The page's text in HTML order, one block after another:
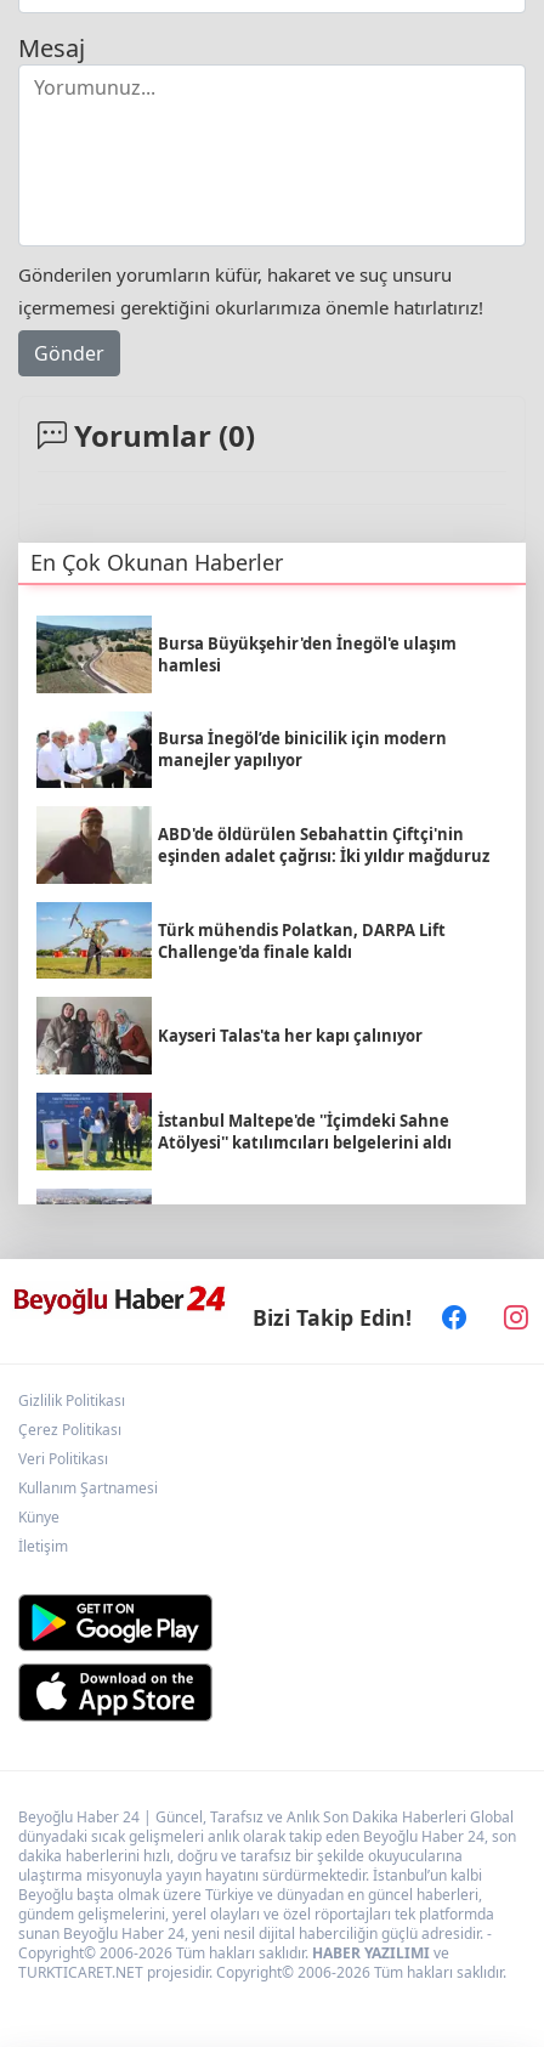
Mesaj
Gönderilen yorumların küfür, hakaret ve suç unsuru
içermemesi gerektiğini okurlarımıza önemle hatırlatırız!
Gönder
Yorumlar (0)
En Çok Okunan Haberler
Bursa Büyükşehir'den İnegöl'e ulaşım
hamlesi
Bursa İnegöl’de binicilik için modern
manejler yapılıyor
ABD'de öldürülen Sebahattin Çiftçi'nin
eşinden adalet çağrısı: İki yıldır mağduruz
Türk mühendis Polatkan, DARPA Lift
Challenge'da finale kaldı
Kayseri Talas'ta her kapı çalınıyor
İstanbul Maltepe'de ''İçimdeki Sahne
Atölyesi'' katılımcıları belgelerini aldı
E-KİP’e Türkiye’nin Dijital Dönüşüm
Ödülü... Kamu kategorisinde zirvede
Bizi Takip Edin!
Gizlilik Politikası
Çerez Politikası
Veri Politikası
Kullanım Şartnamesi
Künye
İletişim
Beyoğlu Haber 24 | Güncel, Tarafsız ve Anlık Son Dakika Haberleri Global
dünyadaki sıcak gelişmeleri anlık olarak takip eden Beyoğlu Haber 24, son
dakika haberlerini hızlı, doğru ve tarafsız bir şekilde okuyucularına
ulaştırma misyonuyla yayın hayatını sürdürmektedir. İstanbul’un kalbi
Beyoğlu başta olmak üzere Türkiye ve dünyadan en güncel haberleri,
gündem gelişmelerini, yerel olayları ve özel röportajları tek platformda
sunan Beyoğlu Haber 24, yeni nesil dijital haberciliğin güçlü adresidir. -
Copyright© 2006-2026 Tüm hakları saklıdır. HABER YAZILIMIve
TURKTICARET.NET projesidir. Copyright© 2006-2026 Tüm hakları saklıdır.